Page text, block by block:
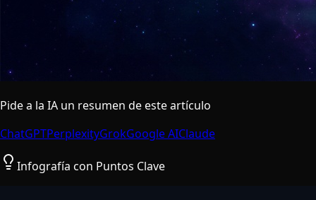
Pide a la IA un resumen de este artículo
ChatGPTPerplexityGrokGoogle AIClaude
Infografía con Puntos Clave